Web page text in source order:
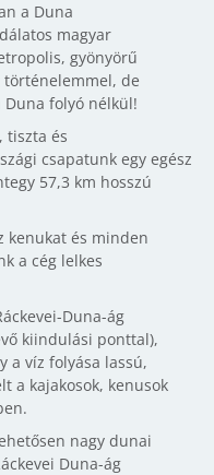
a Duna
magyar
gyönyörű
de
folyó nélkül!
tiszta és
csapatunk egy egész
57,3 km hosszú
kenukat és minden
a cég lelkes
Duna-ág
kiindulási ponttal),
a víz folyása lassú,
a kajakosok, kenusok
nagy dunai
Duna-ág